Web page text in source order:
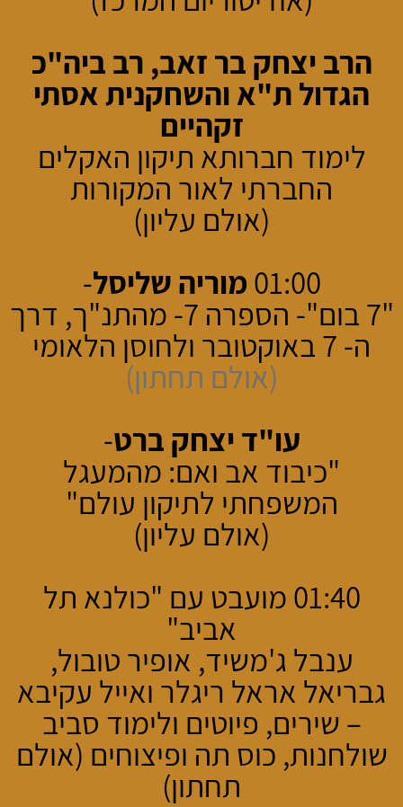
הרב יצחק בר זאב, רב ביה"כ
הגדול ת"א והשחקנית אסתי
זקהיים
לימוד חברותא תיקון האקלים
החברתי לאור המקורות
(אולם עליון)
01:00מוריה שליסל-
"7 בום"- הספרה 7- מהתנ"ך, דרך
ה- 7 באוקטובר ולחוסן הלאומי
(אולם תחתון)
עו"ד יצחק ברט-
"כיבוד אב ואם: מהמעגל
המשפחתי לתיקון עולם"
(אולם עליון)
01:40 מועבט עם "כולנא תל
אביב"
ענבל ג'משיד, אופיר טובול,
גבריאל אראל ריגלר ואייל עקיבא
– שירים, פיוטים ולימוד סביב
שולחנות, כוס תה ופיצוחים (אולם
תחתון)